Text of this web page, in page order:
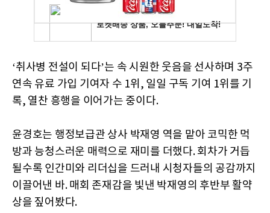
‘취사병 전설이 되다’는 속 시원한 웃음을 선사하며 3주
연속 유료 가입 기여자 수 1위, 일일 구독 기여 1위를 기
록, 열찬 흥행을 이어가는 중이다.
윤경호는 행정보급관 상사 박재영 역을 맡아 코믹한 먹
방과 능청스러운 매력으로 재미를 더했다. 회차가 거듭
될수록 인간미와 리더십을 드러내 시청자들의 공감까지
이끌어낸 바. 매회 존재감을 빛낸 박재영의 후반부 활약
상을 짚어봤다.